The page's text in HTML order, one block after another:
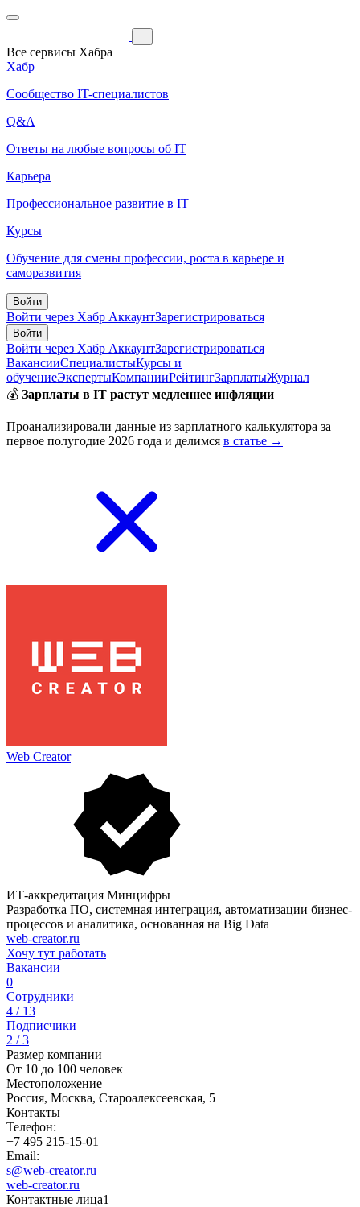
Все сервисы Хабра
Хабр
Сообщество IT-специалистов
Q&A
Ответы на любые вопросы об IT
Карьера
Профессиональное развитие в IT
Курсы
Обучение для смены профессии, роста в карьере и
саморазвития
Войти
Войти через Хабр АккаунтЗарегистрироваться
Войти
Войти через Хабр АккаунтЗарегистрироваться
ВакансииСпециалистыКурсы и
обучениеЭкспертыКомпанииРейтингЗарплатыЖурнал
💰 Зарплаты в IT растут медленнее инфляции
Проанализировали данные из зарплатного калькулятора за
первое полугодие 2026 года и делимся в статье →
Web Creator
ИТ-аккредитация Минцифры
Разработка ПО, системная интеграция, автоматизации бизнес-
процессов и аналитика, основанная на Big Data
web-creator.ru
Хочу тут работать
Вакансии
0
Сотрудники
4 / 13
Подписчики
2 / 3
Размер компании
От 10 до 100 человек
Местоположение
Россия, Москва, Староалексеевская, 5
Контакты
Телефон:
+7 495 215-15-01
Email:
s@web-creator.ru
web-creator.ru
Контактные лица1